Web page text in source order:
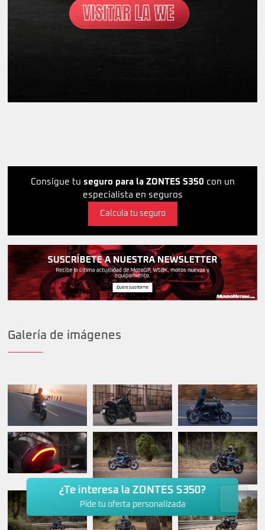
Consigue tu seguro para la ZONTES S350 con un
especialista en seguros
Calcula tu seguro
Galería de imágenes
¿Te interesa la ZONTES S350?
Pide tu oferta personalizada